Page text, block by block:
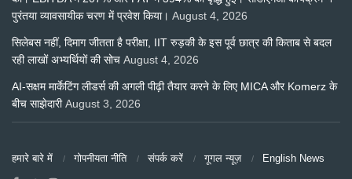
पुरंतया व्यावसायीक चरण में प्रवेश किया। August 4, 2026
सिलेबस नहीं, दिमाग जीतता है परीक्षा, IIT रुड़की के इस पूर्व छात्र की किताब से बदल
रही लाखों अभ्यर्थियों की सोच August 4, 2026
AI-सक्षम मार्केटिंग लीडर्स की अगली पीढ़ी तैयार करने के लिए MICA और Komerz के
बीच साझेदारी August 3, 2026
हमारे बारे में गोपनीयता नीति संपर्क करें गूगल न्यूज़ English News